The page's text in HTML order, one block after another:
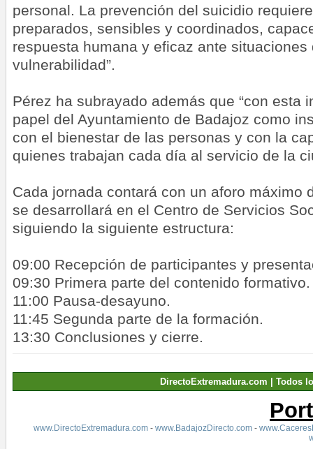
personal. La prevención del suicidio
preparados, sensibles y coordinados,
respuesta humana y eficaz ante situaciones
vulnerabilidad”.
Pérez ha subrayado además que “con esta
papel del Ayuntamiento de Badajoz como
con el bienestar de las personas y con la
quienes trabajan cada día al servicio de la
Cada jornada contará con un aforo máximo
se desarrollará en el Centro de Servicios
siguiendo la siguiente estructura:
09:00 Recepción de participantes y
09:30 Primera parte del contenido formativo.
11:00 Pausa-desayuno.
11:45 Segunda parte de la formación.
13:30 Conclusiones y cierre.
DirectoExtremadura.com | Todos
www.DirectoExtremadura.com- www.BadajozDirecto.com-